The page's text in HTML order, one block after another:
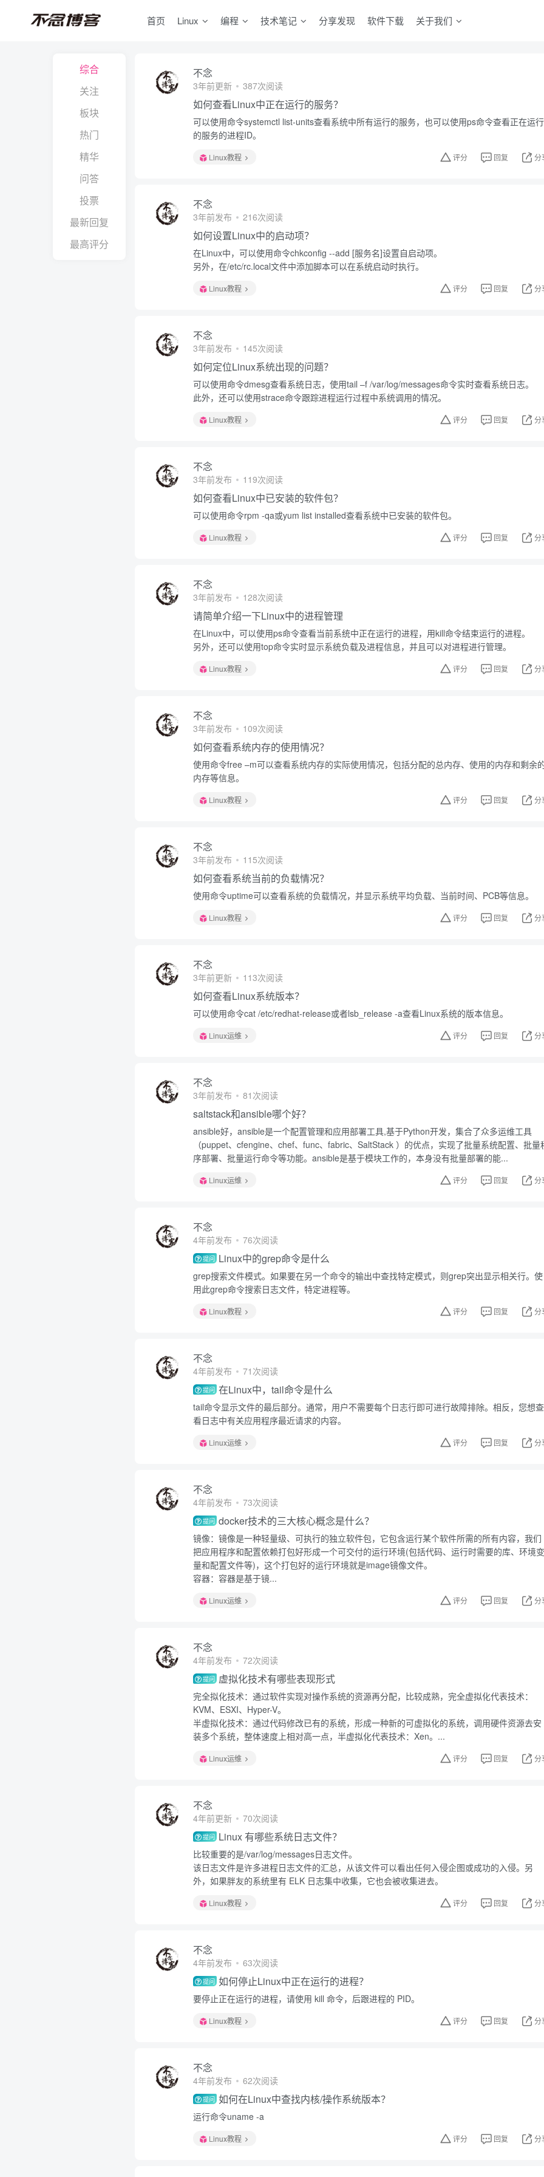
首页 Linux 编程 技术笔记 分享发现 软件下载 关于我们
综合
关注
板块
热门
精华
问答
投票
最新回复
最高评分
不念
3年前更新 387次阅读
如何查看Linux中正在运行的服务？
可以使用命令systemctl list-units查看系统中所有运行的服务，也可以使用ps命令查看正在运行
的服务的进程ID。
Linux教程 评分 回复 分
不念
3年前发布 216次阅读
如何设置Linux中的启动项？
在Linux中，可以使用命令chkconfig --add [服务名]设置自启动项。
另外，在/etc/rc.local文件中添加脚本可以在系统启动时执行。
Linux教程 评分 回复 分
不念
3年前发布 145次阅读
如何定位Linux系统出现的问题？
可以使用命令dmesg查看系统日志，使用tail –f /var/log/messages命令实时查看系统日志。
此外，还可以使用strace命令跟踪进程运行过程中系统调用的情况。
Linux教程 评分 回复 分
不念
3年前发布 119次阅读
如何查看Linux中已安装的软件包？
可以使用命令rpm -qa或yum list installed查看系统中已安装的软件包。
Linux教程 评分 回复 分
不念
3年前发布 128次阅读
请简单介绍一下Linux中的进程管理
在Linux中，可以使用ps命令查看当前系统中正在运行的进程，用kill命令结束运行的进程。
另外，还可以使用top命令实时显示系统负载及进程信息，并且可以对进程进行管理。
Linux教程 评分 回复 分
不念
3年前发布 109次阅读
如何查看系统内存的使用情况？
使用命令free –m可以查看系统内存的实际使用情况，包括分配的总内存、使用的内存和剩余
内存等信息。
Linux教程 评分 回复 分
不念
3年前发布 115次阅读
如何查看系统当前的负载情况？
使用命令uptime可以查看系统的负载情况，并显示系统平均负载、当前时间、PCB等信息。
Linux教程 评分 回复 分
不念
3年前更新 113次阅读
如何查看Linux系统版本？
可以使用命令cat /etc/redhat-release或者lsb_release -a查看Linux系统的版本信息。
Linux运维 评分 回复 分
不念
3年前发布 81次阅读
saltstack和ansible哪个好？
ansible好，ansible是一个配置管理和应用部署工具,基于Python开发，集合了众多运维工具
（puppet、cfengine、chef、func、fabric、SaltStack ）的优点，实现了批量系统配置、批量
序部署、批量运行命令等功能。ansible是基于模块工作的，本身没有批量部署的能...
Linux运维 评分 回复 分
不念
4年前发布 76次阅读
提问 Linux中的grep命令是什么
grep搜索文件模式。如果要在另一个命令的输出中查找特定模式，则grep突出显示相关行。使
用此grep命令搜索日志文件，特定进程等。
Linux教程 评分 回复 分
不念
4年前发布 71次阅读
提问 在Linux中，tail命令是什么
tail命令显示文件的最后部分。通常，用户不需要每个日志行即可进行故障排除。相反，您想查
看日志中有关应用程序最近请求的内容。
Linux运维 评分 回复 分
不念
4年前发布 73次阅读
提问 docker技术的三大核心概念是什么？
镜像：镜像是一种轻量级、可执行的独立软件包，它包含运行某个软件所需的所有内容，我们
把应用程序和配置依赖打包好形成一个可交付的运行环境(包括代码、运行时需要的库、环境变
量和配置文件等)，这个打包好的运行环境就是image镜像文件。
容器：容器是基于镜...
Linux运维 评分 回复 分
不念
4年前发布 72次阅读
提问 虚拟化技术有哪些表现形式
完全拟化技术：通过软件实现对操作系统的资源再分配，比较成熟，完全虚拟化代表技术：
KVM、ESXI、Hyper-V。
半虚拟化技术：通过代码修改已有的系统，形成一种新的可虚拟化的系统，调用硬件资源去安
装多个系统，整体速度上相对高一点，半虚拟化代表技术：Xen。...
Linux运维 评分 回复 分
不念
4年前更新 70次阅读
提问 Linux 有哪些系统日志文件？
比较重要的是/var/log/messages日志文件。
该日志文件是许多进程日志文件的汇总，从该文件可以看出任何入侵企图或成功的入侵。另
外，如果胖友的系统里有 ELK 日志集中收集，它也会被收集进去。
Linux教程 评分 回复 分
不念
4年前发布 63次阅读
提问 如何停止Linux中正在运行的进程？
要停止正在运行的进程，请使用 kill 命令，后跟进程的 PID。
Linux教程 评分 回复 分
不念
4年前发布 62次阅读
提问 如何在Linux中查找内核/操作系统版本？
运行命令uname -a
Linux教程 评分 回复 分